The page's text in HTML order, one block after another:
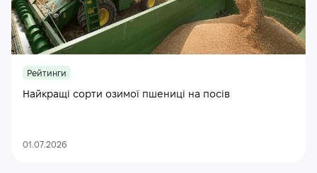
Рейтинги
Найкращі сорти озимої пшениці на посів
01.07.2026